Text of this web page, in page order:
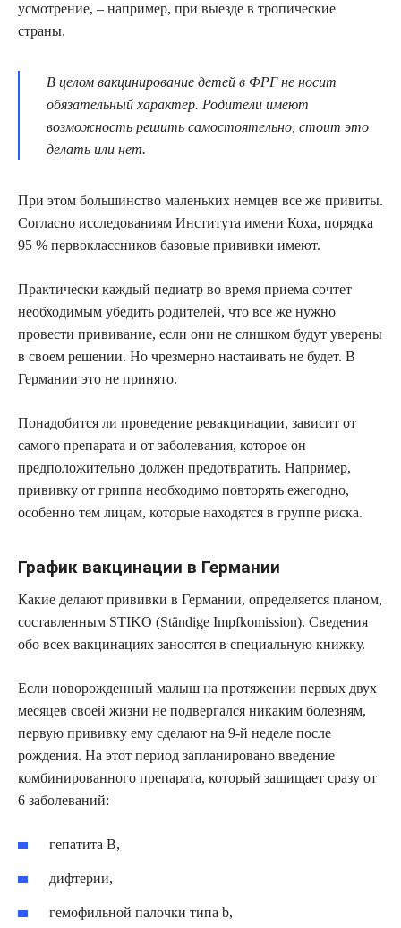
усмотрение, – например, при выезде в тропические
страны.
В целом вакцинирование детей в ФРГ не носит
обязательный характер. Родители имеют
возможность решить самостоятельно, стоит это
делать или нет.
При этом большинство маленьких немцев все же привиты.
Согласно исследованиям Института имени Коха, порядка
95 % первоклассников базовые прививки имеют.
Практически каждый педиатр во время приема сочтет
необходимым убедить родителей, что все же нужно
провести прививание, если они не слишком будут уверены
в своем решении. Но чрезмерно настаивать не будет. В
Германии это не принято.
Понадобится ли проведение ревакцинации, зависит от
самого препарата и от заболевания, которое он
предположительно должен предотвратить. Например,
прививку от гриппа необходимо повторять ежегодно,
особенно тем лицам, которые находятся в группе риска.
График вакцинации в Германии
Какие делают прививки в Германии, определяется планом,
составленным STIKO (Ständige Impfkomission). Сведения
обо всех вакцинациях заносятся в специальную книжку.
Если новорожденный малыш на протяжении первых двух
месяцев своей жизни не подвергался никаким болезням,
первую прививку ему сделают на 9-й неделе после
рождения. На этот период запланировано введение
комбинированного препарата, который защищает сразу от
6 заболеваний:
гепатита В,
дифтерии,
гемофильной палочки типа b,